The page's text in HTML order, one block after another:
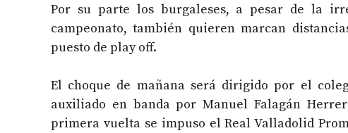
Por su parte los burgaleses, a pesar de la
campeonato, también quieren marcan
puesto de play off.
El choque de mañana será dirigido por el
auxiliado en banda por Manuel Falagán
primera vuelta se impuso el Real Valladolid